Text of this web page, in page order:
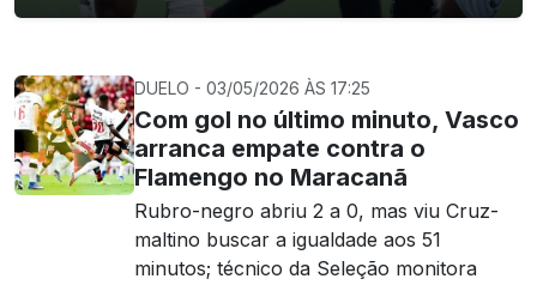
DUELO - 03/05/2026 ÀS 17:25
Com gol no último minuto, Vasco
arranca empate contra o
Flamengo no Maracanã
Rubro-negro abriu 2 a 0, mas viu Cruz-
maltino buscar a igualdade aos 51
minutos; técnico da Seleção monitora